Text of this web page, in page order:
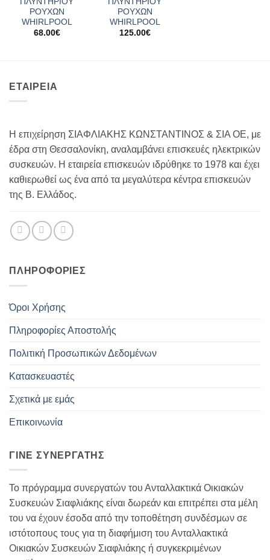
ΡΟΥΧΩΝ
WHIRLPOOL
68.00€
ΡΟΥΧΩΝ
WHIRLPOOL
125.00€
ΕΤΑΙΡΕΙΑ
Η επιχείρηση ΣΙΑΦΛΙΑΚΗΣ ΚΩΝΣΤΑΝΤΙΝΟΣ & ΣΙΑ ΟΕ, με
έδρα στη Θεσσαλονίκη, αναλαμβάνει επισκευές ηλεκτρικών
συσκευών. Η εταιρεία επισκευών ιδρύθηκε το 1978 και έχει
καθιερωθεί ως ένα από τα μεγαλύτερα κέντρα επισκευών
της Β. Ελλάδος.
ΠΛΗΡΟΦΟΡΊΕΣ
Όροι Χρήσης
Πληροφορίες Αποστολής
Πολιτική Προσωπικών Δεδομένων
Κατασκευαστές
Σχετικά με εμάς
Επικοινωνία
ΓΊΝΕ ΣΥΝΕΡΓΆΤΗΣ
Το πρόγραμμα συνεργατών του Ανταλλακτικά Οικιακών
Συσκευών Σιαφλιάκης είναι δωρεάν και επιτρέπει στα μέλη
του να έχουν έσοδα από την τοποθέτηση συνδέσμων σε
ιστότοπους τους για τη διαφήμιση του Ανταλλακτικά
Οικιακών Συσκευών Σιαφλιάκης ή συγκεκριμένων